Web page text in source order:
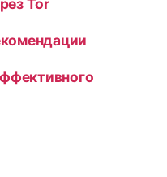
Tor